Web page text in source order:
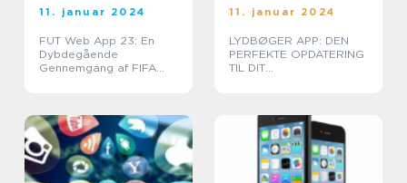
11. januar 2024
FUT Web App 23: En
Dybdegående
Gennemgang af FIFA
11. januar 2024
LYDBØGER APP: DEN
PERFEKTE OPDATERING
TIL DIT